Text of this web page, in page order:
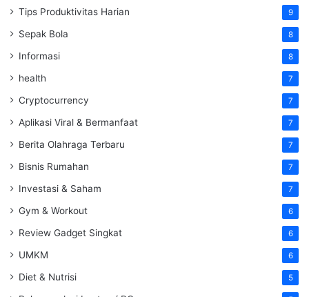
Tips Produktivitas Harian 9
Sepak Bola 8
Informasi 8
health 7
Cryptocurrency 7
Aplikasi Viral & Bermanfaat 7
Berita Olahraga Terbaru 7
Bisnis Rumahan 7
Investasi & Saham 7
Gym & Workout 6
Review Gadget Singkat 6
UMKM 6
Diet & Nutrisi 5